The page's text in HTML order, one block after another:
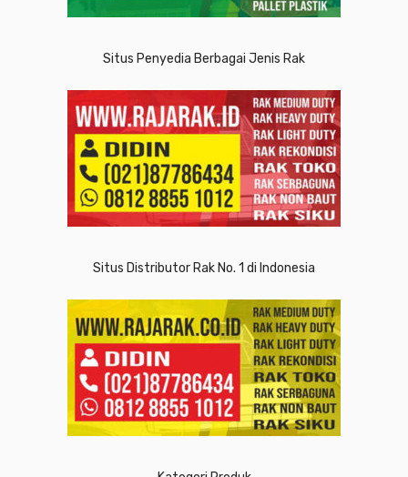
Situs Penyedia Berbagai Jenis Rak
Situs Distributor Rak No. 1 di Indonesia